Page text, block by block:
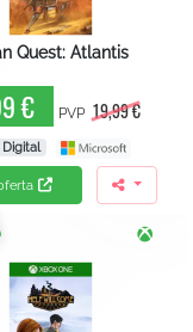
Quest: Atlantis
€ PVP 19,99 €
Digital